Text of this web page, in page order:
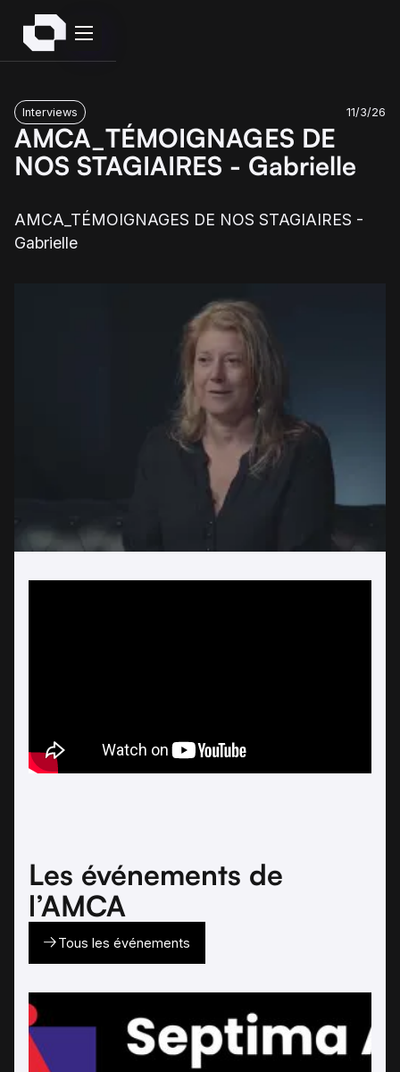
Interviews 11/3/26
AMCA_TÉMOIGNAGES DE
NOS STAGIAIRES - Gabrielle
AMCA_TÉMOIGNAGES DE NOS STAGIAIRES -
Gabrielle
Les événements de
l’AMCA
Tous les événements